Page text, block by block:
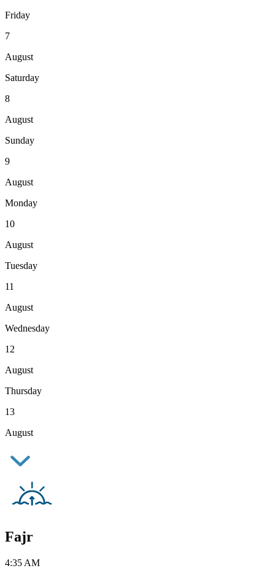
Friday
7
August
Saturday
8
August
Sunday
9
August
Monday
10
August
Tuesday
11
August
Wednesday
12
August
Thursday
13
August
Fajr
4:35 AM